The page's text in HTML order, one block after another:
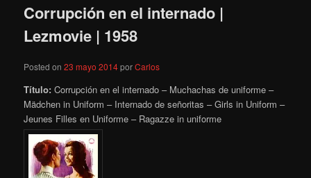
Corrupción en el internado |
Lezmovie | 1958
Posted on23 mayo 2014porCarlos
Título: Corrupción en el internado – Muchachas de uniforme –
Mädchen in Uniform – Internado de señoritas – Girls in Uniform –
Jeunes Filles en Uniforme – Ragazze in uniforme